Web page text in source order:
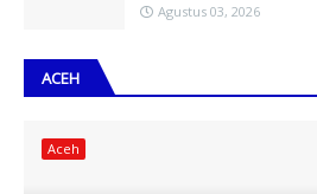
Agustus 03, 2026
ACEH
Aceh